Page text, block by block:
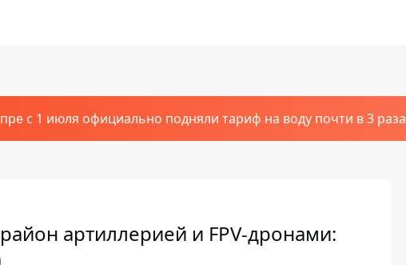
с 1 июля официально подняли тариф на воду почти в 3 раза
артиллерией и FPV-дронами: